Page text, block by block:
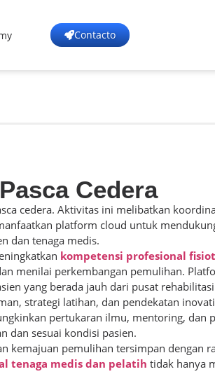
Contacto
Cedera
cedera. Aktivitas ini melibatkan
platform cloud untuk
dan tenaga medis.
kompetensi profesional
menilai perkembangan pemulihan.
yang berada jauh dari pusat
strategi latihan, dan pendekatan
pertukaran ilmu, mentoring, dan
dan sesuai kondisi pasien.
kemajuan pemulihan tersimpan dengan
tenaga medis dan pelatih tidak hanya